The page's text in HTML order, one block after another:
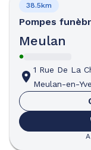
Pompes
Meulan
38.5km
1 Rue De La
Meulan-en-